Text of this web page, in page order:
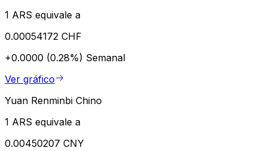
1 ARS equivale a
0.00054172 CHF
+0.0000 (0.28%) Semanal
Ver gráfico
Yuan Renminbi Chino
1 ARS equivale a
0.00450207 CNY